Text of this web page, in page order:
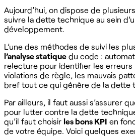
Aujourd’hui, on dispose de
suivre la dette technique au sein
développement.
L’une des méthodes de suivi les
l’analyse statique du code :
relecture pour identifier les erreurs
violations de règle, les mauvais
bref tout ce qui génère de la dette
Par ailleurs, il faut aussi s’assurer
pour lutter contre la dette
qu’il faut choisir les bons KPI en
de votre équipe. Voici quelques